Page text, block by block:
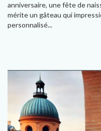
anniversaire, une fête de
mérite un gâteau qui
personnalisé...